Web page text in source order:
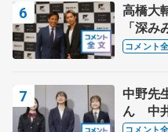
高橋大
「深
る？」
コメント
中野先
ん 中
ャンプ
コメント